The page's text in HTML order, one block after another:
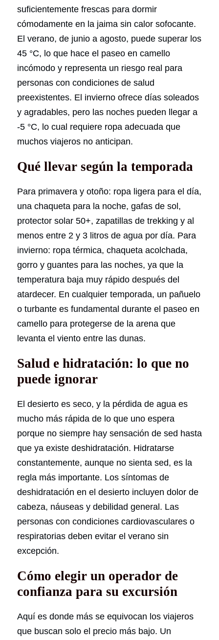
suficientemente frescas para dormir
cómodamente en la jaima sin calor sofocante.
El verano, de junio a agosto, puede superar los
45 °C, lo que hace el paseo en camello
incómodo y representa un riesgo real para
personas con condiciones de salud
preexistentes. El invierno ofrece días soleados
y agradables, pero las noches pueden llegar a
-5 °C, lo cual requiere ropa adecuada que
muchos viajeros no anticipan.
Qué llevar según la temporada
Para primavera y otoño: ropa ligera para el día,
una chaqueta para la noche, gafas de sol,
protector solar 50+, zapatillas de trekking y al
menos entre 2 y 3 litros de agua por día. Para
invierno: ropa térmica, chaqueta acolchada,
gorro y guantes para las noches, ya que la
temperatura baja muy rápido después del
atardecer. En cualquier temporada, un pañuelo
o turbante es fundamental durante el paseo en
camello para protegerse de la arena que
levanta el viento entre las dunas.
Salud e hidratación: lo que no
puede ignorar
El desierto es seco, y la pérdida de agua es
mucho más rápida de lo que uno espera
porque no siempre hay sensación de sed hasta
que ya existe deshidratación. Hidratarse
constantemente, aunque no sienta sed, es la
regla más importante. Los síntomas de
deshidratación en el desierto incluyen dolor de
cabeza, náuseas y debilidad general. Las
personas con condiciones cardiovasculares o
respiratorias deben evitar el verano sin
excepción.
Cómo elegir un operador de
confianza para su excursión
Aquí es donde más se equivocan los viajeros
que buscan solo el precio más bajo. Un